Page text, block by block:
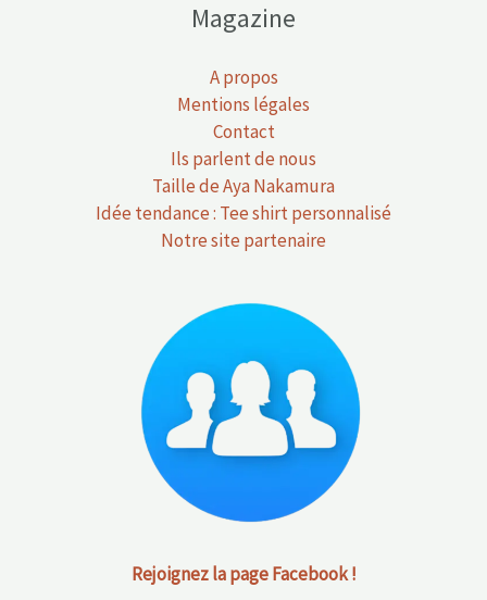
Magazine
A propos
Mentions légales
Contact
Ils parlent de nous
Taille de Aya Nakamura
Idée tendance : Tee shirt personnalisé
Notre site partenaire
Rejoignez la page Facebook !